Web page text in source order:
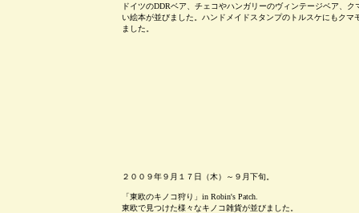
ドイツのDDRベア、チェコやハンガリーのヴィンテージベア、
い絵本が並びました。ハンドメイドスタンプのトルスケにもクマ
ました。
２００９年９月１７日（木）～９月下旬。
「東欧のキノコ狩り」in Robin's Patch.
東欧で見つけた様々なキノコ雑貨が並びました。